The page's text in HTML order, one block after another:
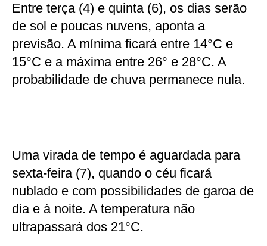
Entre terça (4) e quinta (6), os dias serão
de sol e poucas nuvens, aponta a
previsão. A mínima ficará entre 14°C e
15°C e a máxima entre 26° e 28°C. A
probabilidade de chuva permanece nula.
Uma virada de tempo é aguardada para
sexta-feira (7), quando o céu ficará
nublado e com possibilidades de garoa de
dia e à noite. A temperatura não
ultrapassará dos 21°C.